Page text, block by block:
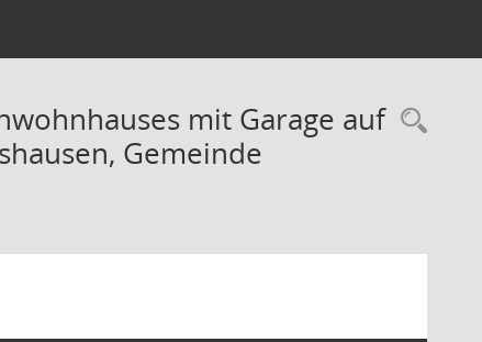
mit Garage auf
Gemeinde